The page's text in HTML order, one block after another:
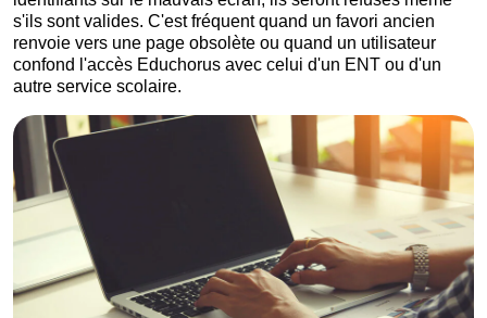
s'ils sont valides. C'est fréquent quand un favori ancien
renvoie vers une page obsolète ou quand un utilisateur
confond l'accès Educhorus avec celui d'un ENT ou d'un
autre service scolaire.